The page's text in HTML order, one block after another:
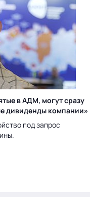
в АДМ, могут сразу
дивиденды компании»
под запрос